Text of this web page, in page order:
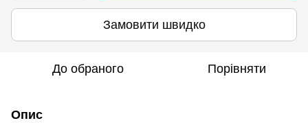
Замовити швидко
До обраного Порівняти
Опис